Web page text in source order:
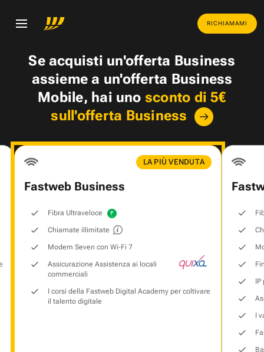
RICHIAMAMI
Se acquisti un'offerta Business
assieme a un'offerta Business
Mobile, hai uno sconto di 5€
sull'offerta Business
LA PIÙ VENDUTA
Fastweb Business
Fibra Ultraveloce
Chiamate illimitate
Modem Seven con Wi‑Fi 7
Assicurazione Assistenza ai locali
commerciali
I corsi della Fastweb Digital Academy per coltivare
il talento digitale
IP
I